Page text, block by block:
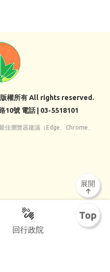
權所有 All rights reserved.
10號 電話 | 03-5518101
佳瀏覽器建議（Edge、Chrome、
展開
Top
回行政院